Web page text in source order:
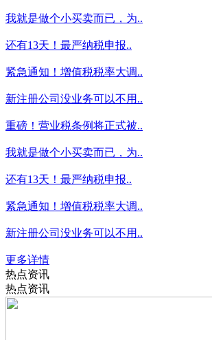
我就是做个小买卖而已，为..
还有13天！最严纳税申报..
紧急通知！增值税税率大调..
新注册公司没业务可以不用..
重磅！营业税条例将正式被..
我就是做个小买卖而已，为..
还有13天！最严纳税申报..
紧急通知！增值税税率大调..
新注册公司没业务可以不用..
更多详情
热点资讯
热点资讯